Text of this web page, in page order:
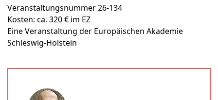
Veranstaltungsnummer 26-134
Kosten: ca. 320 € im EZ
Eine Veranstaltung der Europäischen Akademie
Schleswig-Holstein